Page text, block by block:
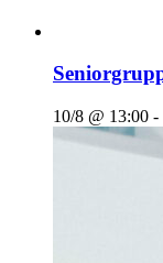
10/8 @ 13:00 -